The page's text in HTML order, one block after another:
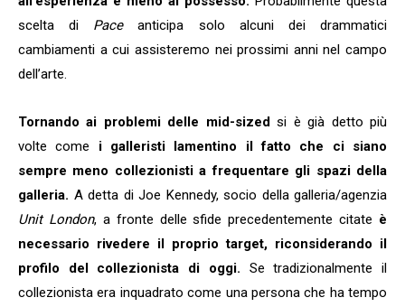
scelta di Paceanticipa solo alcuni dei drammatici
cambiamenti a cui assisteremo nei prossimi anni nel campo
dell’arte.
Tornando ai problemi delle mid-sizedsi è già detto più
volte come i galleristi lamentino il fatto che ci siano
sempre meno collezionisti a frequentare gli spazi della
galleria. A detta di Joe Kennedy, socio della galleria/agenzia
Unit London, a fronte delle sfide precedentemente citate è
necessario rivedere il proprio target, riconsiderando il
profilo del collezionista di oggi. Se tradizionalmente il
collezionista era inquadrato come una persona che ha tempo